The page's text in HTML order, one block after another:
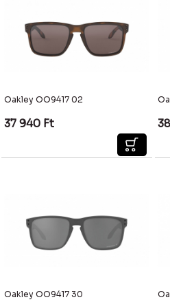
Oakley OO9417 02
37 940 Ft
Oakley OO9417 30